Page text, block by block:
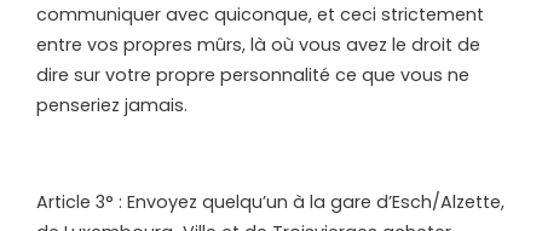
communiquer avec quiconque, et ceci strictement
entre vos propres mûrs, là où vous avez le droit de
dire sur votre propre personnalité ce que vous ne
penseriez jamais.
Article 3° : Envoyez quelqu’un à la gare d’Esch/Alzette,